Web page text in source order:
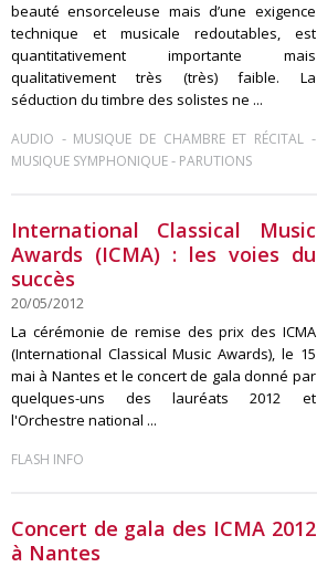
beauté ensorceleuse mais d’une exigence
technique et musicale redoutables, est
quantitativement importante mais
qualitativement très (très) faible. La
séduction du timbre des solistes ne ...
AUDIO - MUSIQUE DE CHAMBRE ET RÉCITAL-
MUSIQUE SYMPHONIQUE- PARUTIONS
International Classical Music
Awards (ICMA) : les voies du
succès
20/05/2012
La cérémonie de remise des prix des ICMA
(International Classical Music Awards), le 15
mai à Nantes et le concert de gala donné par
quelques-uns des lauréats 2012 et
l'Orchestre national ...
FLASH INFO
Concert de gala des ICMA 2012
à Nantes